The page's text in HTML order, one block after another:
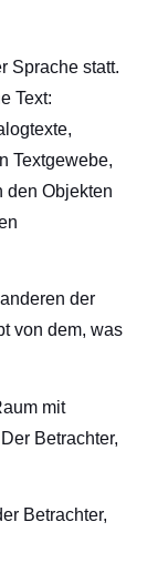
Sprache statt.
Text:
Textgewebe,
den Objekten
der
von dem, was
mit
Betrachter,
Betrachter,